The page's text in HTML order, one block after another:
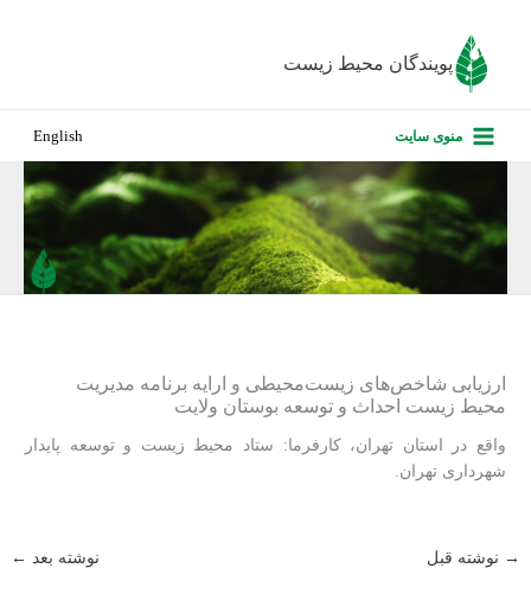
پویندگان محیط زیست
منوی سایت English
ارزیابی شاخص‌های زیست‌محیطی و ارایه برنامه مدیریت
محیط زیست احداث و توسعه بوستان ولایت
واقع در استان تهران، کارفرما: ستاد محیط زیست و توسعه پایدار
شهرداری تهران.
→ نوشته قبل نوشته بعد ←
درباره ما
پروژه‌های
تماس با ما